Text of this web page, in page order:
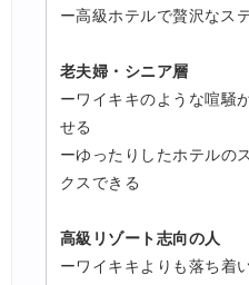
ー高級ホテルで贅沢なス
老夫婦・シニア層
ーワイキキのような喧騒
せる
ーゆったりしたホテルの
クスできる
高級リゾート志向の人
ーワイキキよりも落ち着